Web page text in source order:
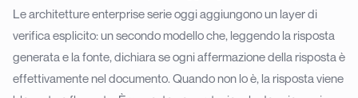
Le architetture enterprise serie oggi aggiungono un layer di
verifica esplicito: un secondo modello che, leggendo la risposta
generata e la fonte, dichiara se ogni affermazione della risposta è
effettivamente nel documento. Quando non lo è, la risposta viene